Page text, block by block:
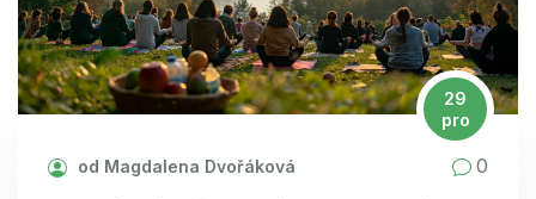
29
pro
od Magdalena Dvořáková 0